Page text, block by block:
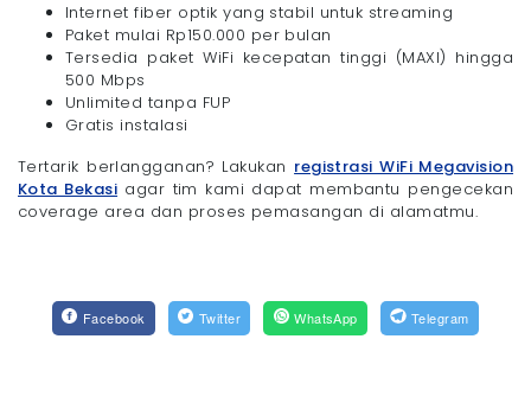
Internet fiber optik yang stabil untuk streaming
Paket mulai Rp150.000 per bulan
Tersedia paket WiFi kecepatan tinggi (MAXI) hingga
500 Mbps
Unlimited tanpa FUP
Gratis instalasi
Tertarik berlangganan? Lakukan registrasi WiFi Megavision
Kota Bekasi agar tim kami dapat membantu pengecekan
coverage area dan proses pemasangan di alamatmu.
Facebook Twitter WhatsApp Telegram